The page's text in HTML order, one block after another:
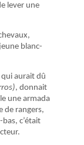
lever une
blanc-
aurait dû
, donnait
une armada
de rangers,
c’était